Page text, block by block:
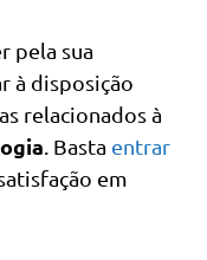
pela sua
à disposição
relacionados à
. Basta entrar
em